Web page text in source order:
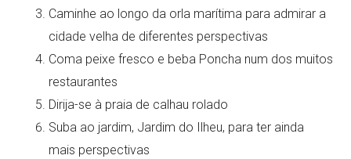
Caminhe ao longo da orla marítima para admirar a
cidade velha de diferentes perspectivas
Coma peixe fresco e beba Poncha num dos muitos
restaurantes
Dirija-se à praia de calhau rolado
Suba ao jardim, Jardim do Ilheu, para ter ainda
mais perspectivas